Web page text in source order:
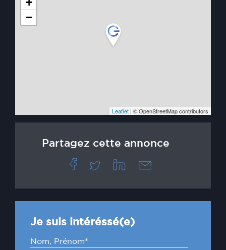
−
Leaflet | © OpenStreetMap contributors
Partagez cette annonce
Je suis intéréssé(e)